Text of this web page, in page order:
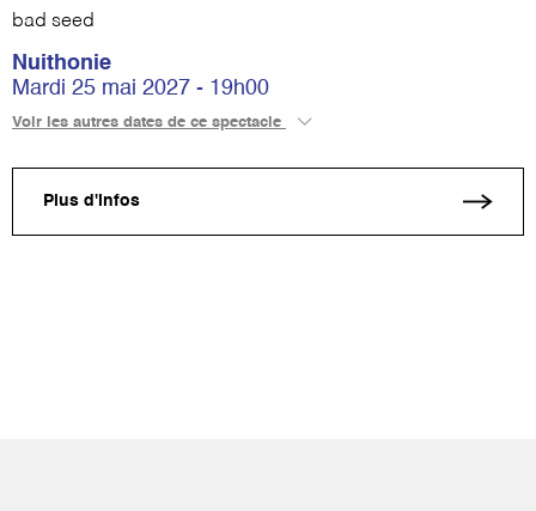
bad seed
Nuithonie
Mardi 25 mai 2027 - 19h00
Voir les autres dates de ce spectacle
Plus d'infos